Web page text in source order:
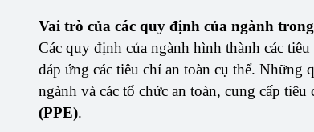
Vai trò của các quy định của ngành
Các quy định của ngành hình thành các tiêu
đáp ứng các tiêu chí an toàn cụ thể.
ngành và các tổ chức an toàn, cung cấp
(PPE).